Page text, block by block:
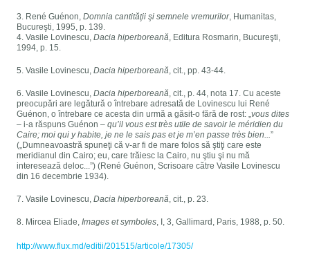
3. René Guénon,Domnia cantităţii şi semnele vremurilor, Humanitas,
Bucureşti, 1995, p. 139.
4. Vasile Lovinescu,Dacia hiperboreană, Editura Rosmarin, Bucureşti,
1994, p. 15.
5. Vasile Lovinescu,Dacia hiperboreană, cit., pp. 43-44.
6. Vasile Lovinescu,Dacia hiperboreană, cit., p. 44, nota 17. Cu aceste
preocupări are legătură o întrebare adresată de Lovinescu lui René
Guénon, o întrebare ce acesta din urmă a găsit-o fără de rost: „vous dites
–i-a răspuns Guénon –qu’il vous est très utile de savoir le méridien du
Caire; moi qui y habite, je ne le sais pas et je m’en passe très bien...”
(„Dumneavoastră spuneţi că v-ar fi de mare folos să ştiţi care este
meridianul din Cairo; eu, care trăiesc la Cairo, nu ştiu şi nu mă
interesează deloc...”) (René Guénon, Scrisoare către Vasile Lovinescu
din 16 decembrie 1934).
7. Vasile Lovinescu,Dacia hiperboreană, cit., p. 23.
8. Mircea Eliade,Images et symboles, I, 3, Gallimard, Paris, 1988, p. 50.
http://www.flux.md/editii/201515/articole/17305/